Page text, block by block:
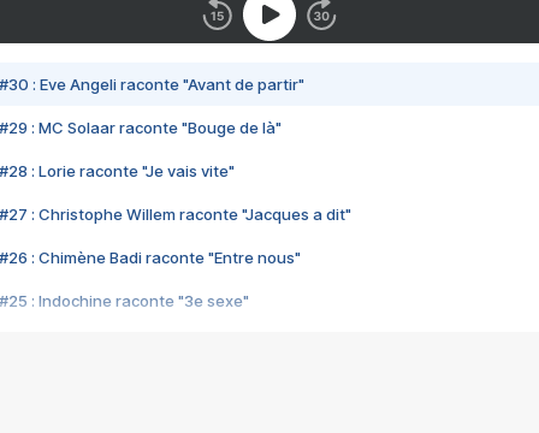
#30 : Eve Angeli raconte "Avant de partir"
#29 : MC Solaar raconte "Bouge de là"
#28 : Lorie raconte "Je vais vite"
#27 : Christophe Willem raconte "Jacques a dit"
#26 : Chimène Badi raconte "Entre nous"
#25 : Indochine raconte "3e sexe"